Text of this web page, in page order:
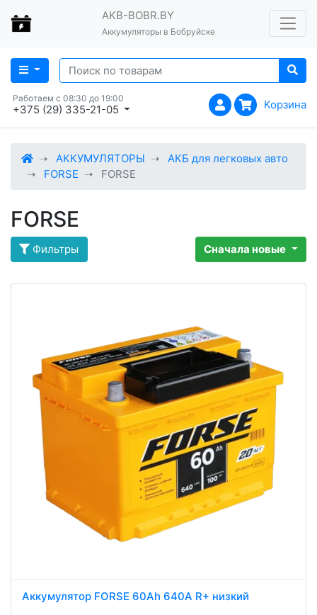
AKB-BOBR.BY
Аккумуляторы в Бобруйске
Работаем с 08:30 до 19:00
+375 (29) 335-21-05 Корзина
АККУМУЛЯТОРЫ
АКБ для легковых авто
FORSE
FORSE
FORSE
Фильтры Сначала новые
Аккумулятор FORSE 60Ah 640A R+ низкий